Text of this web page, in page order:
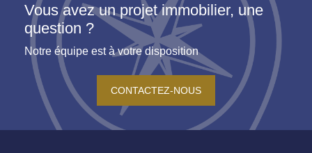
Vous avez un projet immobilier, une
question ?
Notre équipe est à votre disposition
CONTACTEZ-NOUS